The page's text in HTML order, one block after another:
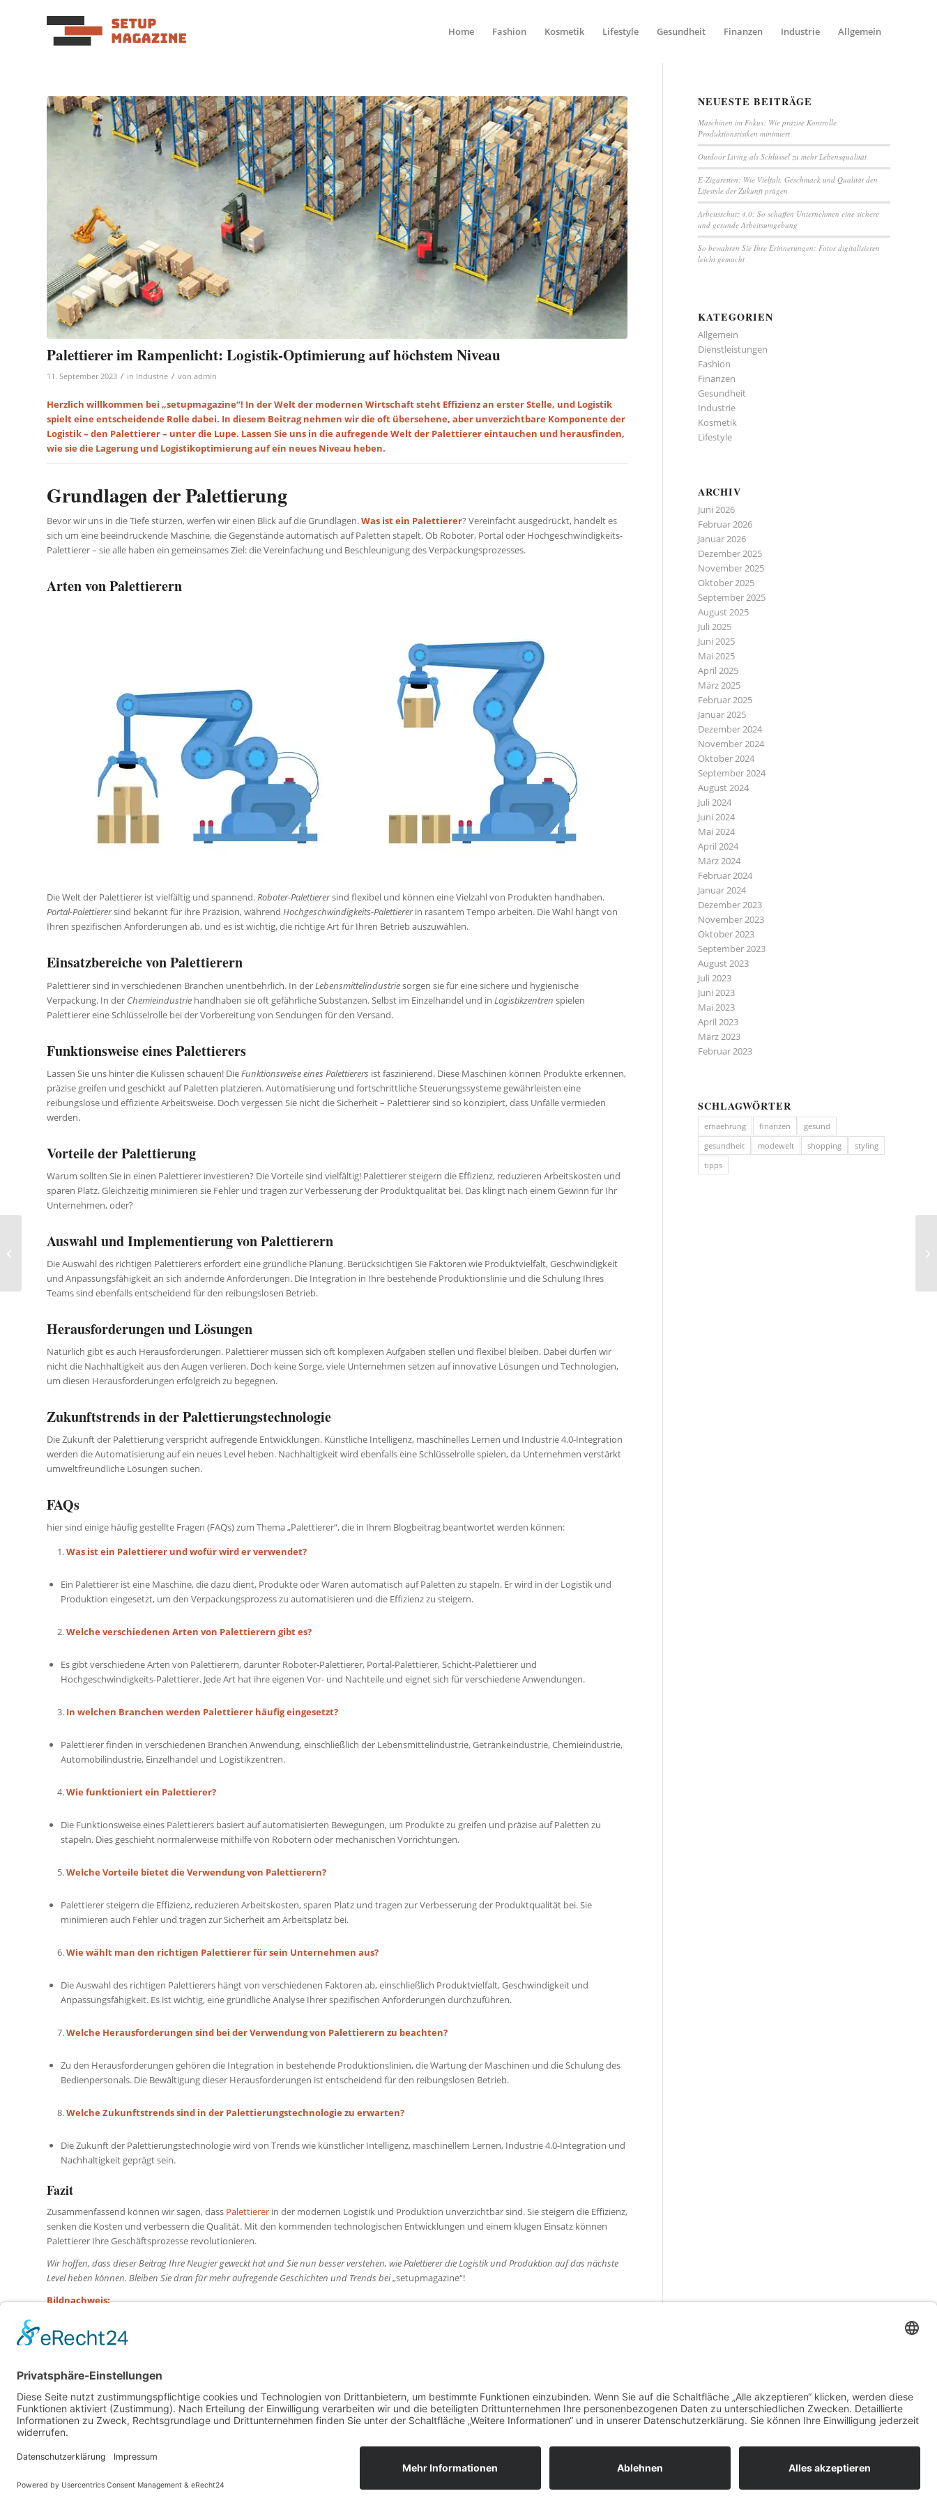
Home Fashion Kosmetik Lifestyle Gesundheit Finanzen Industrie Allgemein
Palettierer im Rampenlicht: Logistik-Optimierung auf höchstem Niveau
11. September 2023 / in Industrie / von admin
Herzlich willkommen bei „setupmagazine“! In der Welt der modernen Wirtschaft steht Effizienz an erster Stelle, und Logistik
spielt eine entscheidende Rolle dabei. In diesem Beitrag nehmen wir die oft übersehene, aber unverzichtbare Komponente der
Logistik – den Palettierer – unter die Lupe. Lassen Sie uns in die aufregende Welt der Palettierer eintauchen und herausfinden,
wie sie die Lagerung und Logistikoptimierung auf ein neues Niveau heben.
Grundlagen der Palettierung
Bevor wir uns in die Tiefe stürzen, werfen wir einen Blick auf die Grundlagen.Was ist ein Palettierer? Vereinfacht ausgedrückt, handelt es
sich um eine beeindruckende Maschine, die Gegenstände automatisch auf Paletten stapelt. Ob Roboter, Portal oder Hochgeschwindigkeits-
Palettierer – sie alle haben ein gemeinsames Ziel: die Vereinfachung und Beschleunigung des Verpackungsprozesses.
Arten von Palettierern
Die Welt der Palettierer ist vielfältig und spannend.Roboter-Palettierersind flexibel und können eine Vielzahl von Produkten handhaben.
Portal-Palettierersind bekannt für ihre Präzision, während Hochgeschwindigkeits-Palettiererin rasantem Tempo arbeiten. Die Wahl hängt von
Ihren spezifischen Anforderungen ab, und es ist wichtig, die richtige Art für Ihren Betrieb auszuwählen.
Einsatzbereiche von Palettierern
Palettierer sind in verschiedenen Branchen unentbehrlich. In der Lebensmittelindustriesorgen sie für eine sichere und hygienische
Verpackung. In der Chemieindustrie handhaben sie oft gefährliche Substanzen. Selbst im Einzelhandel und in Logistikzentren spielen
Palettierer eine Schlüsselrolle bei der Vorbereitung von Sendungen für den Versand.
Funktionsweise eines Palettierers
Lassen Sie uns hinter die Kulissen schauen! Die Funktionsweise eines Palettierers ist faszinierend. Diese Maschinen können Produkte erkennen,
präzise greifen und geschickt auf Paletten platzieren. Automatisierung und fortschrittliche Steuerungssysteme gewährleisten eine
reibungslose und effiziente Arbeitsweise. Doch vergessen Sie nicht die Sicherheit – Palettierer sind so konzipiert, dass Unfälle vermieden
werden.
Vorteile der Palettierung
Warum sollten Sie in einen Palettierer investieren? Die Vorteile sind vielfältig! Palettierer steigern die Effizienz, reduzieren Arbeitskosten und
sparen Platz. Gleichzeitig minimieren sie Fehler und tragen zur Verbesserung der Produktqualität bei. Das klingt nach einem Gewinn für Ihr
Unternehmen, oder?
Auswahl und Implementierung von Palettierern
Die Auswahl des richtigen Palettierers erfordert eine gründliche Planung. Berücksichtigen Sie Faktoren wie Produktvielfalt, Geschwindigkeit
und Anpassungsfähigkeit an sich ändernde Anforderungen. Die Integration in Ihre bestehende Produktionslinie und die Schulung Ihres
Teams sind ebenfalls entscheidend für den reibungslosen Betrieb.
Herausforderungen und Lösungen
Natürlich gibt es auch Herausforderungen. Palettierer müssen sich oft komplexen Aufgaben stellen und flexibel bleiben. Dabei dürfen wir
nicht die Nachhaltigkeit aus den Augen verlieren. Doch keine Sorge, viele Unternehmen setzen auf innovative Lösungen und Technologien,
um diesen Herausforderungen erfolgreich zu begegnen.
Zukunftstrends in der Palettierungstechnologie
Die Zukunft der Palettierung verspricht aufregende Entwicklungen. Künstliche Intelligenz, maschinelles Lernen und Industrie 4.0-Integration
werden die Automatisierung auf ein neues Level heben. Nachhaltigkeit wird ebenfalls eine Schlüsselrolle spielen, da Unternehmen verstärkt
umweltfreundliche Lösungen suchen.
FAQs
hier sind einige häufig gestellte Fragen (FAQs) zum Thema „Palettierer“, die in Ihrem Blogbeitrag beantwortet werden können:
Was ist ein Palettierer und wofür wird er verwendet?
Ein Palettierer ist eine Maschine, die dazu dient, Produkte oder Waren automatisch auf Paletten zu stapeln. Er wird in der Logistik und
Produktion eingesetzt, um den Verpackungsprozess zu automatisieren und die Effizienz zu steigern.
Welche verschiedenen Arten von Palettierern gibt es?
Es gibt verschiedene Arten von Palettierern, darunter Roboter-Palettierer, Portal-Palettierer, Schicht-Palettierer und
Hochgeschwindigkeits-Palettierer. Jede Art hat ihre eigenen Vor- und Nachteile und eignet sich für verschiedene Anwendungen.
In welchen Branchen werden Palettierer häufig eingesetzt?
Palettierer finden in verschiedenen Branchen Anwendung, einschließlich der Lebensmittelindustrie, Getränkeindustrie, Chemieindustrie,
Automobilindustrie, Einzelhandel und Logistikzentren.
Wie funktioniert ein Palettierer?
Die Funktionsweise eines Palettierers basiert auf automatisierten Bewegungen, um Produkte zu greifen und präzise auf Paletten zu
stapeln. Dies geschieht normalerweise mithilfe von Robotern oder mechanischen Vorrichtungen.
Welche Vorteile bietet die Verwendung von Palettierern?
Palettierer steigern die Effizienz, reduzieren Arbeitskosten, sparen Platz und tragen zur Verbesserung der Produktqualität bei. Sie
minimieren auch Fehler und tragen zur Sicherheit am Arbeitsplatz bei.
Wie wählt man den richtigen Palettierer für sein Unternehmen aus?
Die Auswahl des richtigen Palettierers hängt von verschiedenen Faktoren ab, einschließlich Produktvielfalt, Geschwindigkeit und
Anpassungsfähigkeit. Es ist wichtig, eine gründliche Analyse Ihrer spezifischen Anforderungen durchzuführen.
Welche Herausforderungen sind bei der Verwendung von Palettierern zu beachten?
Zu den Herausforderungen gehören die Integration in bestehende Produktionslinien, die Wartung der Maschinen und die Schulung des
Bedienpersonals. Die Bewältigung dieser Herausforderungen ist entscheidend für den reibungslosen Betrieb.
Welche Zukunftstrends sind in der Palettierungstechnologie zu erwarten?
Die Zukunft der Palettierungstechnologie wird von Trends wie künstlicher Intelligenz, maschinellem Lernen, Industrie 4.0-Integration und
Nachhaltigkeit geprägt sein.
Fazit
Zusammenfassend können wir sagen, dass Palettierer in der modernen Logistik und Produktion unverzichtbar sind. Sie steigern die Effizienz,
senken die Kosten und verbessern die Qualität. Mit den kommenden technologischen Entwicklungen und einem klugen Einsatz können
Palettierer Ihre Geschäftsprozesse revolutionieren.
Wir hoffen, dass dieser Beitrag Ihre Neugier geweckt hat und Sie nun besser verstehen, wie Palettierer die Logistik und Produktion auf das nächste
Level heben können. Bleiben Sie dran für mehr aufregende Geschichten und Trends bei„setupmagazine“!
Bildnachweis:
Pavlo Plakhotia – stock.adobe.com
NEUESTE BEITRÄGE
Maschinen im Fokus: Wie präzise Kontrolle
Produktionsrisiken minimiert
Outdoor Living als Schlüssel zu mehr Lebensqualität
E-Zigaretten: Wie Vielfalt, Geschmack und Qualität den
Lifestyle der Zukunft prägen
Arbeitsschutz 4.0: So schaffen Unternehmen eine sichere
und gesunde Arbeitsumgebung
So bewahren Sie Ihre Erinnerungen: Fotos digitalisieren
leicht gemacht
KATEGORIEN
Allgemein
Dienstleistungen
Fashion
Finanzen
Gesundheit
Industrie
Kosmetik
Lifestyle
ARCHIV
Juni 2026
Februar 2026
Januar 2026
Dezember 2025
November 2025
Oktober 2025
September 2025
August 2025
Juli 2025
Juni 2025
Mai 2025
April 2025
März 2025
Februar 2025
Januar 2025
Dezember 2024
November 2024
Oktober 2024
September 2024
August 2024
Juli 2024
Juni 2024
Mai 2024
April 2024
März 2024
Februar 2024
Januar 2024
Dezember 2023
November 2023
Oktober 2023
September 2023
August 2023
Juli 2023
Juni 2023
Mai 2023
April 2023
März 2023
Februar 2023
SCHLAGWÖRTER
ernaehrung finanzen
gesund
gesundheit
modewelt shopping
styling
tipps
© Copyright - Setup Magazine Datenschutz Impressum
Unsichtbare
und ihre Gefahr